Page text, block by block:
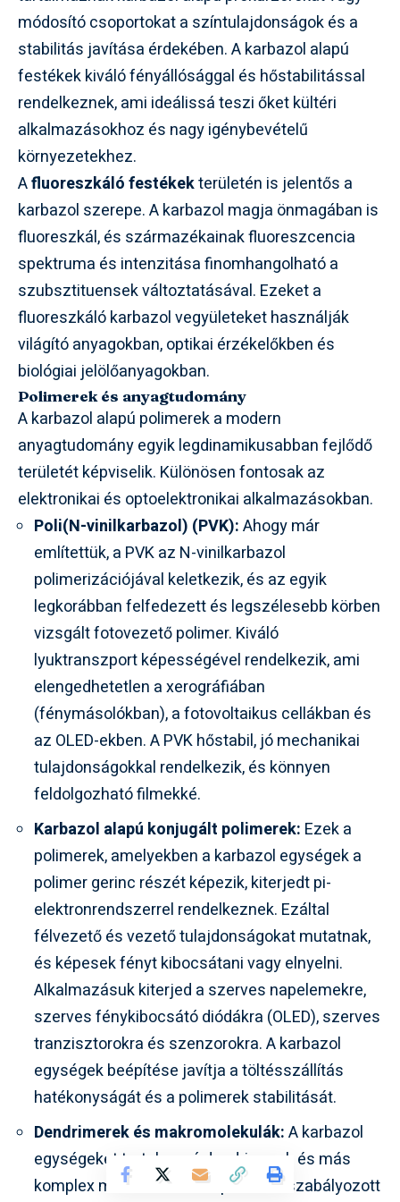
módosító csoportokat a színtulajdonságok és a
stabilitás javítása érdekében. A karbazol alapú
festékek kiváló fényállósággal és hőstabilitással
rendelkeznek, ami ideálissá teszi őket kültéri
alkalmazásokhoz és nagy igénybevételű
környezetekhez.
Afluoreszkáló festékekterületén is jelentős a
karbazol szerepe. A karbazol magja önmagában is
fluoreszkál, és származékainak fluoreszcencia
spektruma és intenzitása finomhangolható a
szubsztituensek változtatásával. Ezeket a
fluoreszkáló karbazol vegyületeket használják
világító anyagokban, optikai érzékelőkben és
biológiai jelölőanyagokban.
Polimerek és anyagtudomány
A karbazol alapú polimerek a modern
anyagtudomány egyik legdinamikusabban fejlődő
területét képviselik. Különösen fontosak az
elektronikai és optoelektronikai alkalmazásokban.
Poli(N-vinilkarbazol) (PVK):Ahogy már
említettük, a PVK az N-vinilkarbazol
polimerizációjával keletkezik, és az egyik
legkorábban felfedezett és legszélesebb körben
vizsgált fotovezető polimer. Kiváló
lyuktranszport képességével rendelkezik, ami
elengedhetetlen a xerográfiában
(fénymásolókban), a fotovoltaikus cellákban és
az OLED-ekben. A PVK hőstabil, jó mechanikai
tulajdonságokkal rendelkezik, és könnyen
feldolgozható filmekké.
Karbazol alapú konjugált polimerek: Ezek a
polimerek, amelyekben a karbazol egységek a
polimer gerinc részét képezik, kiterjedt pi-
elektronrendszerrel rendelkeznek. Ezáltal
félvezető és vezető tulajdonságokat mutatnak,
és képesek fényt kibocsátani vagy elnyelni.
Alkalmazásuk kiterjed a szerves napelemekre,
szerves fénykibocsátó diódákra (OLED), szerves
tranzisztorokra és szenzorokra. A karbazol
egységek beépítése javítja a töltésszállítás
hatékonyságát és a polimerek stabilitását.
Dendrimerek és makromolekulák:A karbazol
egységeket tartalmazó dendrimerek és más
komplex makromolekulák precízen szabályozott